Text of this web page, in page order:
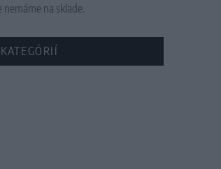
na sklade.